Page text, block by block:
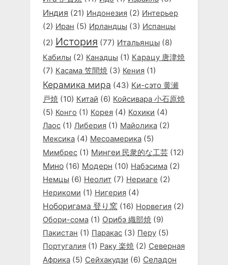
Индия (21) Индонезия (2) Интерьер
(2) Иран (5) Ирландцы (3) Испанцы
(2) История (77) Итальянцы (8)
Кабилы (2) Канадцы (1) Карацу 唐津焼
(7) Касама 笠間焼 (3) Кения (1)
Керамика мира (43) Ки-сэто 黄瀬
戸焼 (10) Китай (6) Койсивара 小石原焼
(5) Конго (1) Корея (4) Кохики (4)
Лаос (1) Либерия (1) Майолика (2)
Мексика (4) Месоамерика (5)
Мимбрес (1) Мингеи 民衆的な工芸 (12)
Мино (16) Модерн (10) Набэсима (2)
Немцы (6) Неолит (7) Нериаге (2)
Нерикоми (1) Нигерия (4)
Ноборигама 登り窯 (16) Норвегия (2)
Обори-сома (1) Орибэ 織部焼 (9)
Пакистан (1) Паракас (3) Перу (5)
Португалия (1) Раку 楽焼 (2) Северная
Африка (5) Сейхакудзи (6) Селадон